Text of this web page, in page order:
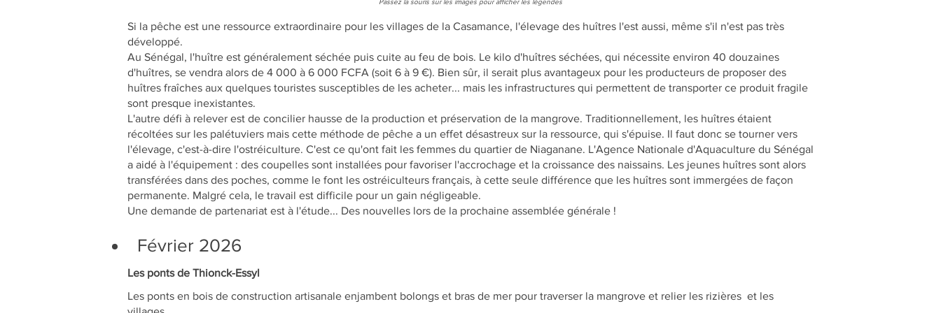
Passez la souris sur les images pour afficher les légendes
Si la pêche est une ressource extraordinaire pour les villages de la Casamance, l'élevage des huîtres l'est aussi, même s'il n'est pas très
développé.
Au Sénégal, l'huître est généralement séchée puis cuite au feu de bois. Le kilo d'huîtres séchées, qui nécessite environ 40 douzaines
d'huîtres, se vendra alors de 4 000 à 6 000 FCFA (soit 6 à 9 €). Bien sûr, il serait plus avantageux pour les producteurs de proposer des
huîtres fraîches aux quelques touristes susceptibles de les acheter... mais les infrastructures qui permettent de transporter ce produit fragile
sont presque inexistantes.
L'autre défi à relever est de concilier hausse de la production et préservation de la mangrove. Traditionnellement, les huîtres étaient
récoltées sur les palétuviers mais cette méthode de pêche a un effet désastreux sur la ressource, qui s'épuise. Il faut donc se tourner vers
l'élevage, c'est-à-dire l'ostréiculture. C'est ce qu'ont fait les femmes du quartier de Niaganane. L'Agence Nationale d'Aquaculture du Sénégal
a aidé à l'équipement : des coupelles sont installées pour favoriser l'accrochage et la croissance des naissains. Les jeunes huîtres sont alors
transférées dans des poches, comme le font les ostréiculteurs français, à cette seule différence que les huîtres sont immergées de façon
permanente. Malgré cela, le travail est difficile pour un gain négligeable.
Une demande de partenariat est à l'étude... Des nouvelles lors de la prochaine assemblée générale !
Février 2026
Les ponts de Thionck-Essyl
Les ponts en bois de construction artisanale enjambent bolongs et bras de mer pour traverser la mangrove et relier les rizières et les